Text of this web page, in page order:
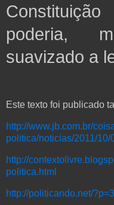
poderia,
suavizado a
Este texto foi publicado
http://www.jb.com.br/
politica/noticias/2011/
http://
politica.html
http://politicando.net/